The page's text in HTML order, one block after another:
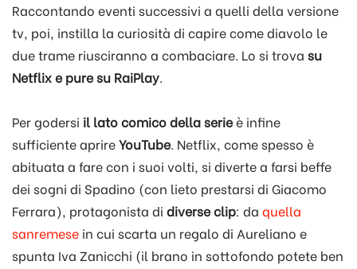
Raccontando eventi successivi a quelli della versione
tv, poi, instilla la curiosità di capire come diavolo le
due trame riusciranno a combaciare. Lo si trova su
Netflix e pure su RaiPlay.
Per godersi il lato comico della serieè infine
sufficiente aprireYouTube. Netflix, come spesso è
abituata a fare con i suoi volti, si diverte a farsi beffe
dei sogni di Spadino (con lieto prestarsi di Giacomo
Ferrara), protagonista di diverse clip: da quella
sanremese in cui scarta un regalo di Aureliano e
spunta Iva Zanicchi (il brano in sottofondo potete ben